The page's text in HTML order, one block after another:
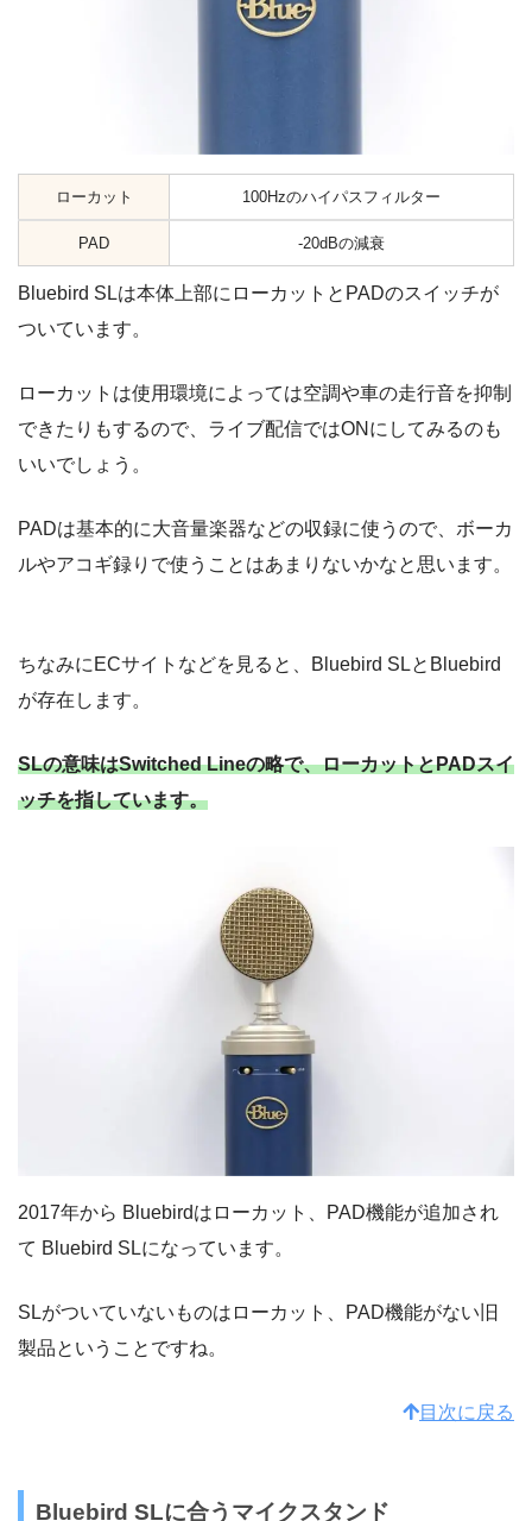
ローカット 100Hzのハイパスフィルター
PAD -20dBの減衰
Bluebird SLは本体上部にローカットとPADのスイッチが
ついています。
ローカットは使用環境によっては空調や車の走行音を抑制
できたりもするので、ライブ配信ではONにしてみるのも
いいでしょう。
PADは基本的に大音量楽器などの収録に使うので、ボーカ
ルやアコギ録りで使うことはあまりないかなと思います。
ちなみにECサイトなどを見ると、Bluebird SLとBluebird
が存在します。
SLの意味はSwitched Lineの略で、ローカットとPADスイ
ッチを指しています。
2017年から Bluebirdはローカット、PAD機能が追加され
て Bluebird SLになっています。
SLがついていないものはローカット、PAD機能がない旧
製品ということですね。
目次に戻る
Bluebird SLに合うマイクスタンド